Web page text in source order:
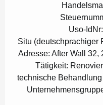
Uso-IdNr:
Situ (deutschprachiger
Adresse: After Wall 32,
Tätigkeit:
technische